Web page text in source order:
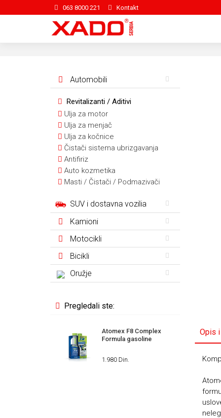
063 8000 221 Kontakt
Automobili
Revitalizanti / Aditivi
Ulja za motor
Ulja za menjač
Ulja za kočnice
Čistači sistema ubrizgavanja
Antifiriz
Auto kozmetika
Masti / Čistači / Podmazivači
SUV i dostavna vozilia
Kamioni
Motocikli
Bicikli
Oružje
Pregledali ste:
Atomex F8 Complex
Formula gasoline
1.980 Din.
Opis